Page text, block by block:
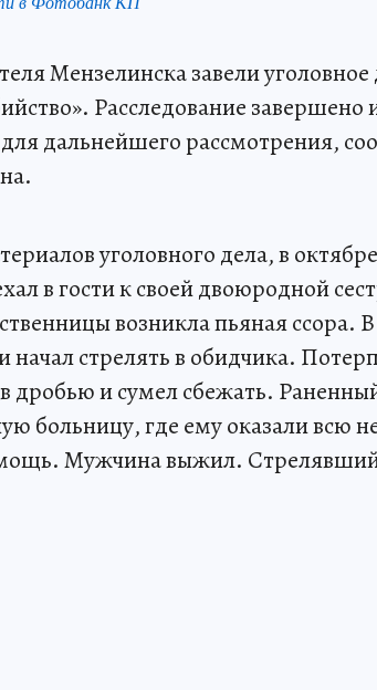
Мензелинска завели уголовное
Расследование
дальнейшего рассмотрения,
уголовного дела, в
в гости к своей двоюродной
возникла пьяная ссора.
начал стрелять в обидчика.
дробью и сумел сбежать.
больницу, где ему оказали всю
Мужчина выжил. Стрелявший